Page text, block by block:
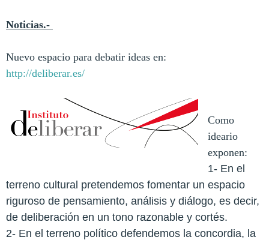
Noticias.-
Nuevo espacio para debatir ideas en:
http://deliberar.es/
Como
ideario
exponen:
1- En el
terreno cultural pretendemos fomentar un espacio
riguroso de pensamiento, análisis y diálogo, es decir,
de deliberación en un tono razonable y cortés.
2- En el terreno político defendemos la concordia, la